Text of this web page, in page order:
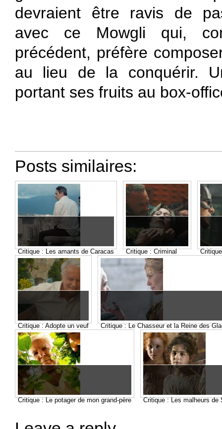
devraient être ravis de
avec ce Mowgli qui,
précédent, préfère
au lieu de la conquérir.
portant ses fruits au box-
Posts similaires:
Critique : Les amants de Caracas Critique : Criminal
Critique : Adopte un veuf Critique : Le Chasseur et la Reine des
Critique : Le potager de mon grand-père Critique : Les malheurs de